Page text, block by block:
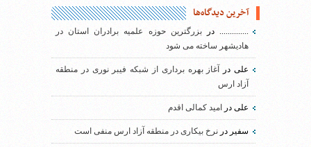
آخرین دیدگاه‌ها
..............دربزرگترین حوزه علمیه برادران استان در
هادیشهر ساخته می شود
علیدر
آغاز بهره برداری از شبکه فیبر نوری در منطقه
آزاد ارس
علی در امید کمالی اقدم
سفیر در نرخ بیکاری در منطقه آزاد ارس منفی است